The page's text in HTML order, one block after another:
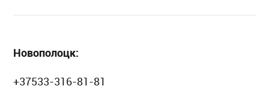
Новополоцк:
+37533-316-81-81